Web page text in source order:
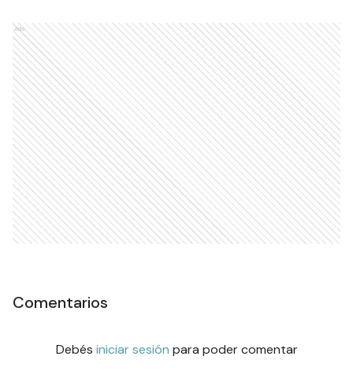
Ads
Comentarios
Debés iniciar sesión para poder comentar